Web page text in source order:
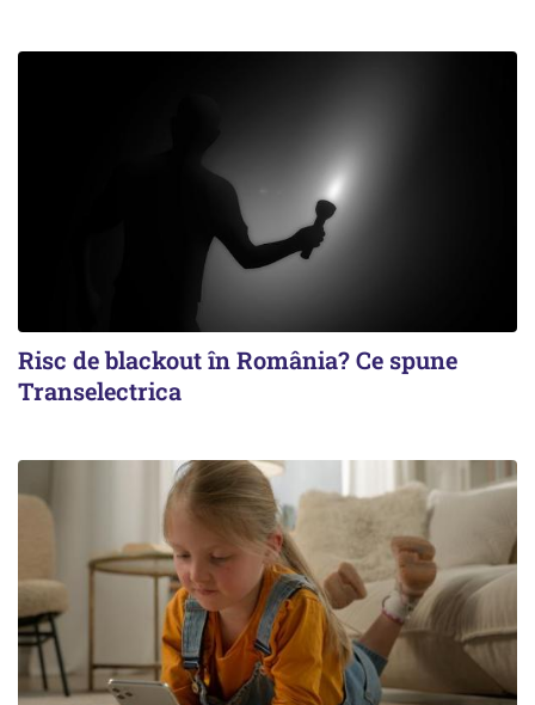
Risc de blackout în România? Ce spune
Transelectrica